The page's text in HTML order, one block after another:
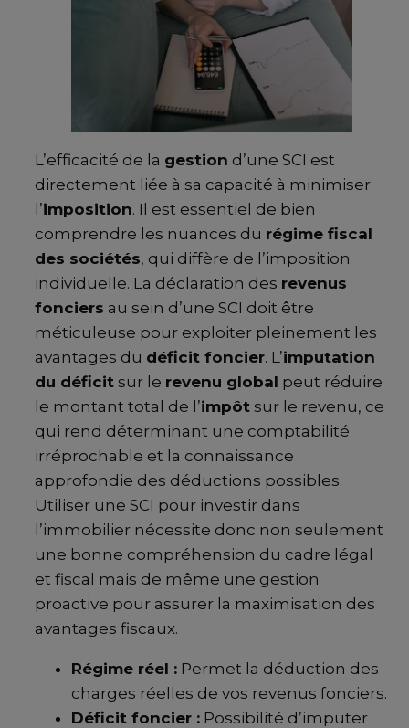
L’efficacité de la gestion d’une SCI est
directement liée à sa capacité à minimiser
l’imposition. Il est essentiel de bien
comprendre les nuances du régime fiscal
des sociétés, qui diffère de l’imposition
individuelle. La déclaration des revenus
fonciers au sein d’une SCI doit être
méticuleuse pour exploiter pleinement les
avantages du déficit foncier. L’imputation
du déficit sur le revenu global peut réduire
le montant total de l’impôt sur le revenu, ce
qui rend déterminant une comptabilité
irréprochable et la connaissance
approfondie des déductions possibles.
Utiliser une SCI pour investir dans
l’immobilier nécessite donc non seulement
une bonne compréhension du cadre légal
et fiscal mais de même une gestion
proactive pour assurer la maximisation des
avantages fiscaux.
Régime réel : Permet la déduction des
charges réelles de vos revenus fonciers.
Déficit foncier : Possibilité d’imputer